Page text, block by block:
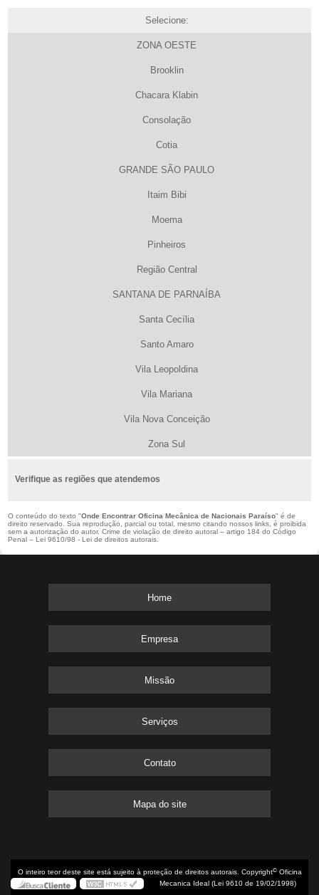
Selecione:
ZONA OESTE
Brooklin
Chacara Klabin
Consolação
Cotia
GRANDE SÃO PAULO
Itaim Bibi
Moema
Pinheiros
Região Central
SANTANA DE PARNAÍBA
Santa Cecília
Santo Amaro
Vila Leopoldina
Vila Mariana
Vila Nova Conceição
Zona Sul
Verifique as regiões que atendemos
O conteúdo do texto "Onde Encontrar Oficina Mecânica de Nacionais Paraíso" é de
direito reservado. Sua reprodução, parcial ou total, mesmo citando nossos links, é proibida
sem a autorização do autor. Crime de violação de direito autoral – artigo 184 do Código
Penal – Lei 9610/98 - Lei de direitos autorais.
Home
Empresa
Missão
Serviços
Contato
Mapa do site
O inteiro teor deste site está sujeito à proteção de direitos autorais. Copyright©Oficina
Mecanica Ideal (Lei 9610 de 19/02/1998)